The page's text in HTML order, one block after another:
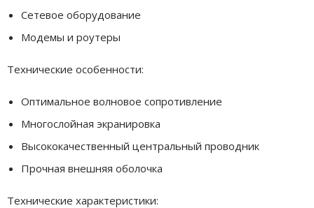
Сетевое оборудование
Модемы и роутеры
Технические особенности:
Оптимальное волновое сопротивление
Многослойная экранировка
Высококачественный центральный проводник
Прочная внешняя оболочка
Технические характеристики: